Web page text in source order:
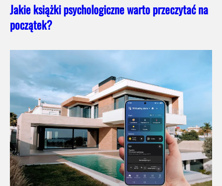
Jakie książki psychologiczne warto przeczytać na
początek?